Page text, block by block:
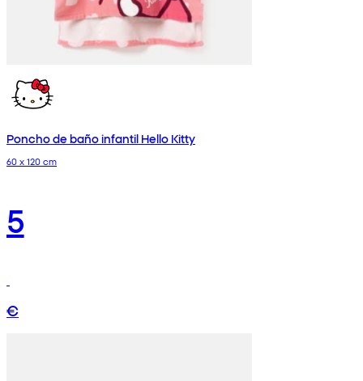
Poncho de baño infantil Hello Kitty
60 x 120 cm
5
€